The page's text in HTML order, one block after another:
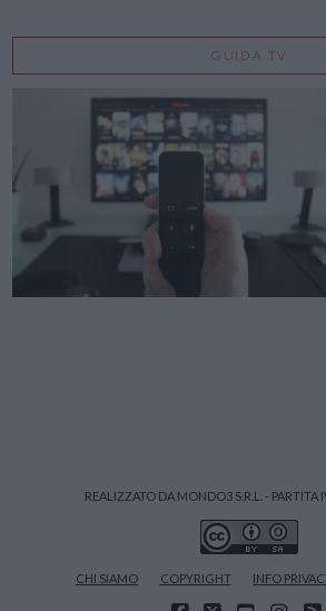
GUIDA TV
REALIZZATO DA MONDO3 S.R.L. - PARTITA
CHI SIAMO COPYRIGHT INFO